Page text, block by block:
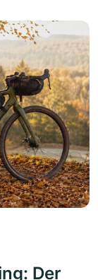
Der